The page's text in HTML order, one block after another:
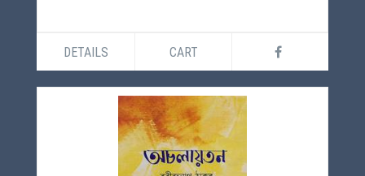
DETAILS CART